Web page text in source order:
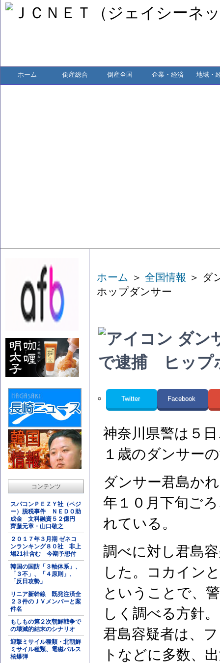
ホーム 倒産総合 倒産全国 企業・経済 地域・
コンテンツ
スパコンＰＥＺＹ社（ペジ
ー）脱税事件 ＮＥＤＯ助
成金 文科融資５２億円
齊藤元章・山口敬之
２０１７年３月期 ゼネコ
ンランキング８０社 非上
場21社含む 今期予想付
韓国の国防「３軸体系」、
「３不」、「４原則」、
「反日攻勢」
リニア新幹線 既発注済全
２３件のＪＶメンバーと案
件名
もしもの第２次朝鮮戦争で
の壊滅的結末のシナリオ
迎撃ミサイル種類・北朝鮮
ミサイル種類、電磁パルス
核爆弾
ホーム ＞ 全国情報 ＞ ダ
ホップダンサー
ダン
で逮捕 ヒップ
Twitter Facebook
神奈川県警は５
１歳のダンサー
ダンサー君島か
年１０月下旬ご
れている。
調べに対し君島
した。コカイン
ということで、
しく調べる方針。
君島容疑者は、
トなどに多数、